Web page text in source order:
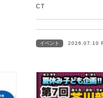
CT
イベント 2026.07.10